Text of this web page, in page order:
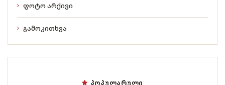
ფოტო არქივი
გამოკითხვა
ᲞᲝᲞᲣᲚᲐᲠᲣᲚᲘ